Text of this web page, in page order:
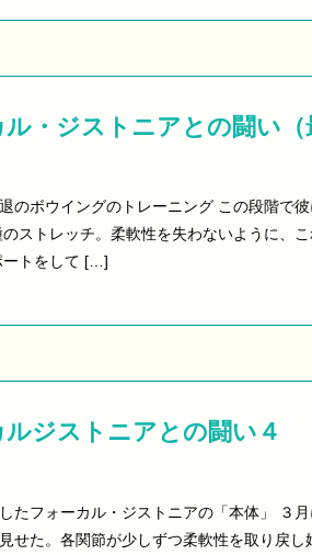
・ジストニアとの闘い（
退のボウイングのトレーニング この段階で
ストレッチ。柔軟性を失わないように、
ートをして […]
ルジストニアとの闘い４
したフォーカル・ジストニアの「本体」 ３
せた。各関節が少しずつ柔軟性を取り戻